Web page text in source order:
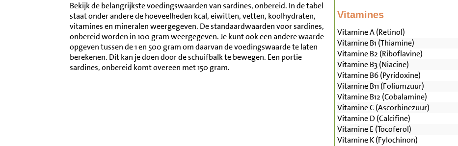
Bekijk de belangrijkste voedingswaarden van sardines, onbereid. In de tabel
staat onder andere de hoeveelheden kcal, eiwitten, vetten, koolhydraten,
vitamines en mineralen weergegeven. De standaardwaarden voor sardines,
onbereid worden in 100 gram weergegeven. Je kunt ook een andere waarde
opgeven tussen de 1 en 500 gram om daarvan de voedingswaarde te laten
berekenen. Dit kan je doen door de schuifbalk te bewegen. Een portie
sardines, onbereid komt overeen met 150 gram.
Vitamines
Vitamine A (Retinol)
Vitamine B1 (Thiamine)
Vitamine B2 (Riboflavine)
Vitamine B3 (Niacine)
Vitamine B6 (Pyridoxine)
Vitamine B11 (Foliumzuur)
Vitamine B12 (Cobalamine)
Vitamine C (Ascorbinezuur)
Vitamine D (Calcifine)
Vitamine E (Tocoferol)
Vitamine K (Fylochinon)